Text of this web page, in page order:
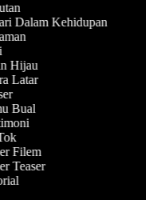
Dalam Kehidupan
Hijau
Latar
Bual
Filem
Teaser